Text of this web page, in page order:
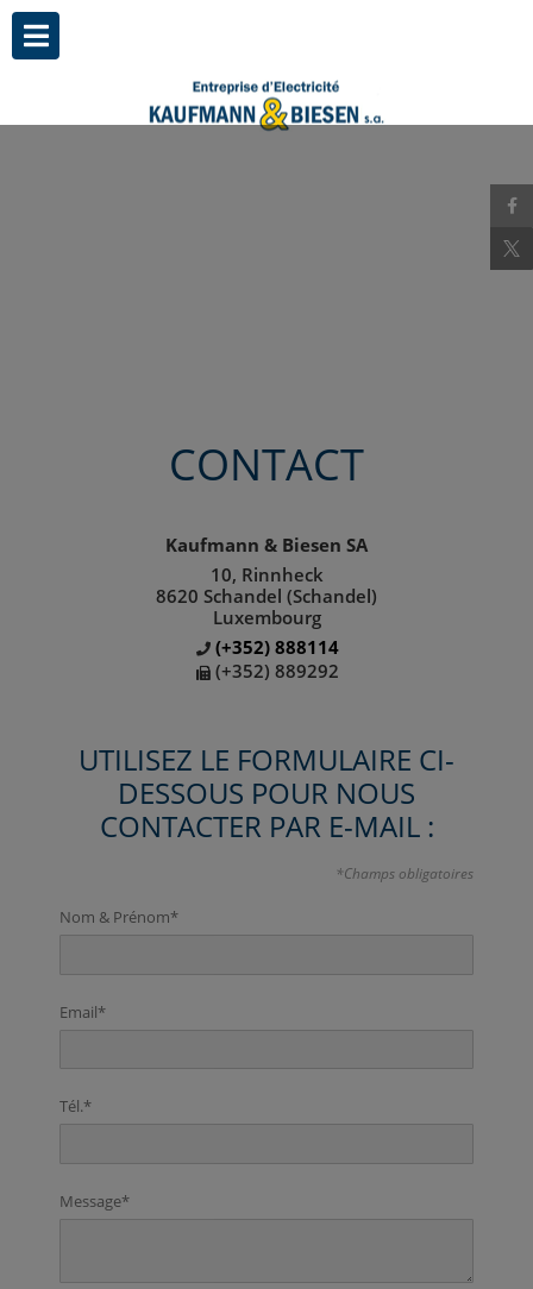
CONTACT
Kaufmann & Biesen SA
10, Rinnheck
8620 Schandel (Schandel)
Luxembourg
(+352) 888114
(+352) 889292
UTILISEZ LE FORMULAIRE CI-
DESSOUS POUR NOUS
CONTACTER PAR E-MAIL :
*Champs obligatoires
Nom & Prénom*
Email*
Tél.*
Message*